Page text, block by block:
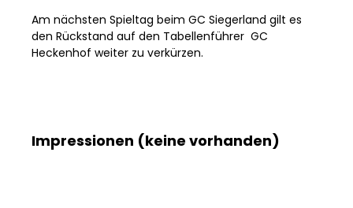
Am nächsten Spieltag beim GC Siegerland gilt es
den Rückstand auf den Tabellenführer GC
Heckenhof weiter zu verkürzen.
Impressionen (keine vorhanden)